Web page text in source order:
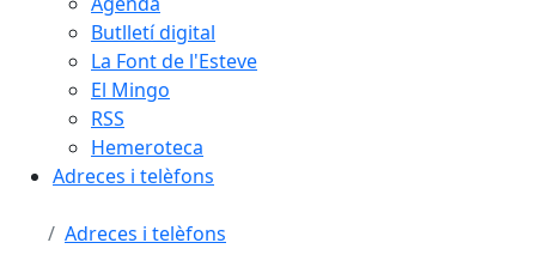
Butlletí digital
La Font de l'Esteve
El Mingo
RSS
Hemeroteca
Adreces i telèfons
Adreces i telèfons